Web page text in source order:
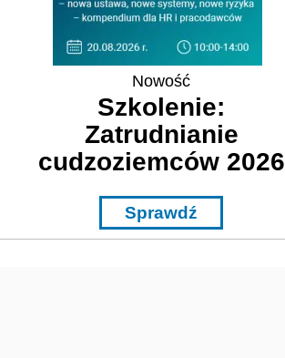
Nowość
Szkolenie:
Zatrudnianie
cudzoziemców 2026
Sprawdź